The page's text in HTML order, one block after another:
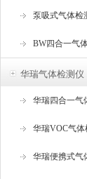
泵吸式气体检
BW四合一气
华瑞气体检测仪
华瑞四合一气
华瑞VOC气体
华瑞便携式气